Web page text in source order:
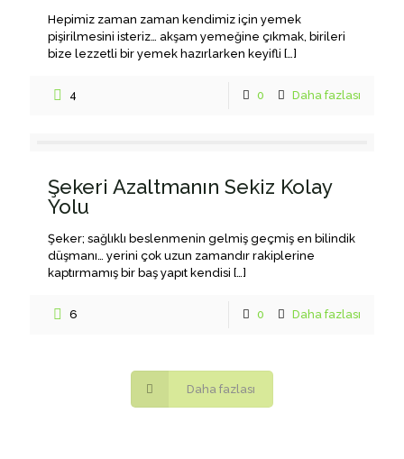
Hepimiz zaman zaman kendimiz için yemek
pişirilmesini isteriz… akşam yemeğine çıkmak, birileri
bize lezzetli bir yemek hazırlarken keyifli […]
4 0 Daha fazlası
Şekeri Azaltmanın Sekiz Kolay
Yolu
Şeker; sağlıklı beslenmenin gelmiş geçmiş en bilindik
düşmanı… yerini çok uzun zamandır rakiplerine
kaptırmamış bir baş yapıt kendisi […]
6 0 Daha fazlası
Daha fazlası